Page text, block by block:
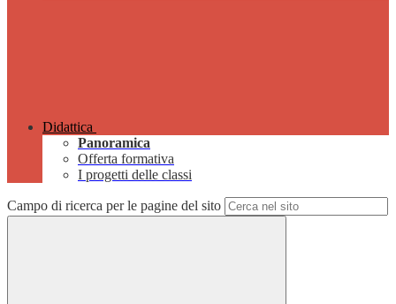
Didattica
Panoramica
Offerta formativa
I progetti delle classi
Campo di ricerca per le pagine del sito